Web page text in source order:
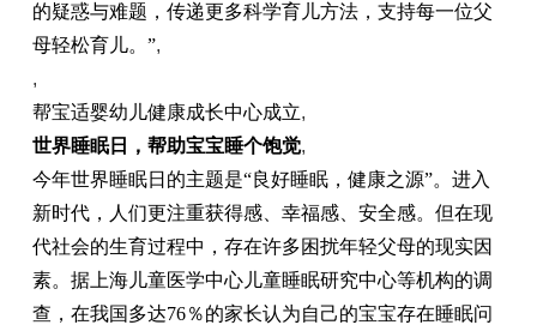
的疑惑与难题，传递更多科学育儿方法，支持每一位父
母轻松育儿。”,
,
帮宝适婴幼儿健康成长中心成立,
世界睡眠日
， 帮助宝宝睡个饱觉,
今年世界睡眠日的主题是“良好睡眠，健康之源”。进入
新时代，人们更注重获得感、幸福感、安全感。但在现
代社会的生育过程中，存在许多困扰年轻父母的现实因
素。据上海儿童医学中心儿童睡眠研究中心等机构的调
查，在我国多达76％的家长认为自己的宝宝存在睡眠问